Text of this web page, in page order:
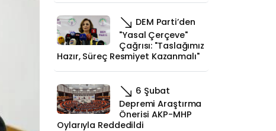
DEM Parti’den
"Yasal Çerçeve"
Çağrısı: "Taslağımız
Hazır, Süreç Resmiyet Kazanmalı"
6 Şubat
Depremi Araştırma
Önerisi AKP-MHP
Oylarıyla Reddedildi